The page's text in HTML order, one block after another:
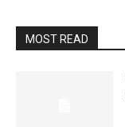
MOST READ